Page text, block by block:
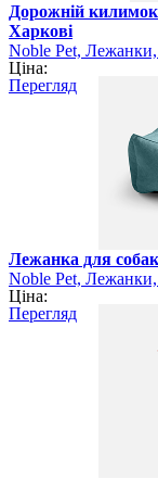
Дорожній
Харкові
Noble Pet, Лежанки,
Ціна:
Перегляд
Лежанка для
Noble Pet, Лежанки,
Ціна:
Перегляд